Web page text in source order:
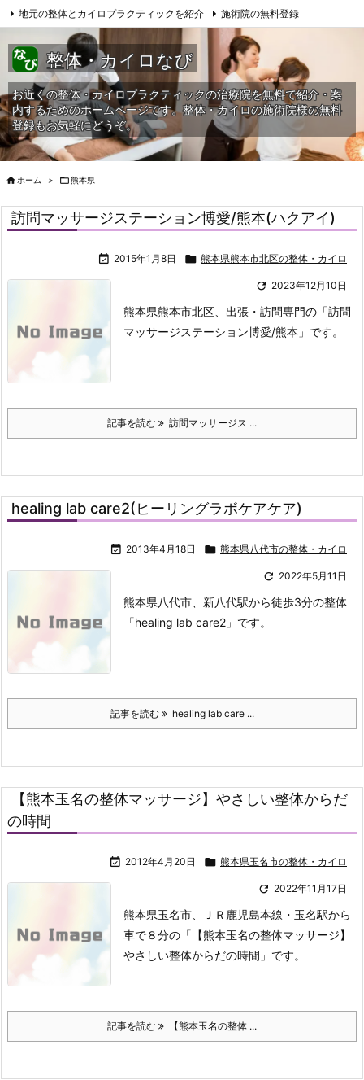
地元の整体とカイロプラクティックを紹介 施術院の無料登録
サイトマップ 当HPへの問合せ
整体・カイロなび
お近くの整体・カイロプラクティックの治療院を無料で紹介・案
内するためのホームページです。整体・カイロの施術院様の無料
登録もお気軽にどうぞ。
 ホーム > 熊本県
訪問マッサージステーション博愛/熊本(ハクアイ)
 2015年1月8日  熊本県熊本市北区の整体・カイロ
 2023年12月10日
熊本県熊本市北区、出張・訪問専門の「訪問
マッサージステーション博愛/熊本」です。
記事を読む 訪問マッサージス ...
healing lab care2(ヒーリングラボケアケア)
 2013年4月18日  熊本県八代市の整体・カイロ
 2022年5月11日
熊本県八代市、新八代駅から徒歩3分の整体
「healing lab care2」です。
記事を読む healing lab care ...
【熊本玉名の整体マッサージ】やさしい整体からだ
の時間
 2012年4月20日  熊本県玉名市の整体・カイロ
 2022年11月17日
熊本県玉名市、ＪＲ鹿児島本線・玉名駅から
車で８分の「【熊本玉名の整体マッサージ】
やさしい整体からだの時間」です。
記事を読む 【熊本玉名の整体 ...